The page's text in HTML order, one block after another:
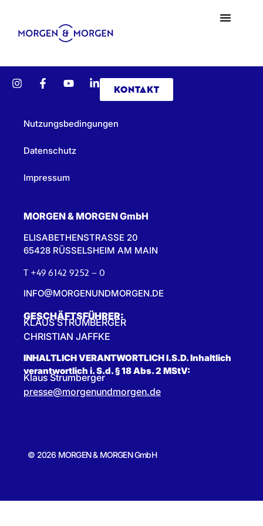
KONTAKT
Nutzungsbedingungen
Datenschutz
Impressum
MORGEN & MORGEN GmbH
ELISABETHENSTRASSE 20
65428 RÜSSELSHEIM AM MAIN
T +49 6142 9252 – 0
INFO@MORGENUNDMORGEN.DE
GESCHÄFTSFÜHRER:
KLAUS STRUMBERGER
CHRISTIAN JAFFKE
INHALTLICH VERANTWORTLICH I.S.D. Inhaltlich
verantwortlich i. S.d. § 18 Abs. 2 MStV:
Klaus Strumberger
presse@morgenundmorgen.de
© 2026 MORGEN & MORGEN GmbH